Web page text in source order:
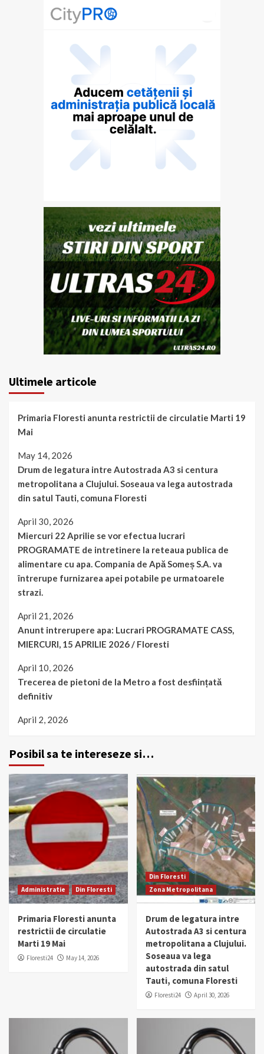
Ultimele articole
Primaria Floresti anunta restrictii de circulatie Marti 19
Mai
May 14, 2026
Drum de legatura intre Autostrada A3 si centura
metropolitana a Clujului. Soseaua va lega autostrada
din satul Tauti, comuna Floresti
April 30, 2026
Miercuri 22 Aprilie se vor efectua lucrari
PROGRAMATE de intretinere la reteaua publica de
alimentare cu apa. Compania de Apă Someș S.A. va
întrerupe furnizarea apei potabile pe urmatoarele
strazi.
April 21, 2026
Anunt intrerupere apa: Lucrari PROGRAMATE CASS,
MIERCURI, 15 APRILIE 2026 / Floresti
April 10, 2026
Trecerea de pietoni de la Metro a fost desființată
definitiv
April 2, 2026
Posibil sa te intereseze si…
Administratie Din Floresti
Primaria Floresti anunta
restrictii de circulatie
Marti 19 Mai
Floresti24 May 14, 2026
Din Floresti
Zona Metropolitana
Drum de legatura intre
Autostrada A3 si centura
metropolitana a Clujului.
Soseaua va lega
autostrada din satul
Tauti, comuna Floresti
Floresti24 April 30, 2026